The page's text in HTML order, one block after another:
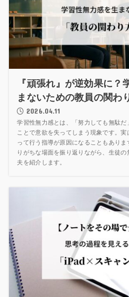
『頑張れ』が逆効果に？
まないための教員の関わ
2026.04.11
学習性無力感とは、「努力しても無駄
ことで意欲を失ってしまう現象です。
って行う指導が原因になることもあり
りがちな場面を振り返りながら、生徒の
夫を紹介します。